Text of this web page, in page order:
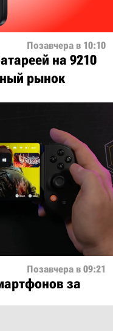
Позавчера в 10:10
на 9210
рынок
Позавчера в 09:21
за